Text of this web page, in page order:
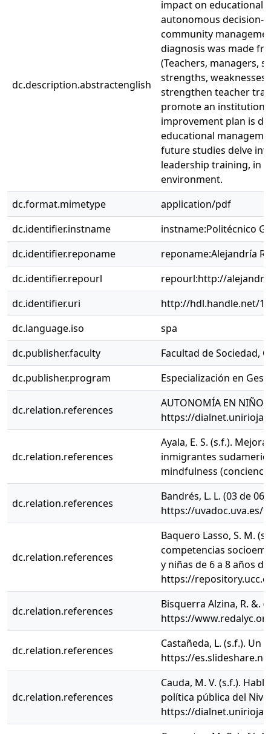
dc.description.abstractenglish
impact on educational
autonomous decision-
community
diagnosis was made
(Teachers, managers,
strengths,
strengthen teacher
promote an
improvement plan is
educational
future studies delve
leadership training, in
environment.
dc.format.mimetype
application/pdf
dc.identifier.instname
instname:Politécnico
dc.identifier.reponame
reponame:Alejandría
dc.identifier.repourl
repourl:http://
dc.identifier.uri
http://hdl.handle.net/
dc.language.iso
spa
dc.publisher.faculty
Facultad de Sociedad,
dc.publisher.program
Especialización en
dc.relation.references
AUTONOMÍA EN
https://
dc.relation.references
Ayala, E. S. (s.f.).
inmigrantes
mindfulness
dc.relation.references
Bandrés, L. L. (03 de
https://uvadoc.uva.es/
dc.relation.references
Baquero Lasso, S. M.
competencias
y niñas de 6 a 8 años
https://
dc.relation.references
Bisquerra Alzina, R. &.
https://
dc.relation.references
Castañeda, L. (s.f.). Un
https://
dc.relation.references
Cauda, M. V. (s.f.).
política pública del
https://